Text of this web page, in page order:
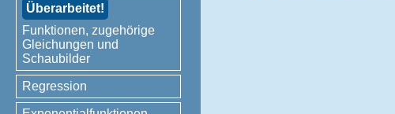
Überarbeitet!
Funktionen, zugehörige
Gleichungen und
Schaubilder
Regression